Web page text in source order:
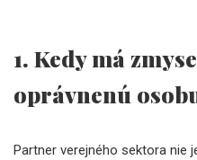
1. Kedy má
oprávnenú
Partner verejného sektora nie